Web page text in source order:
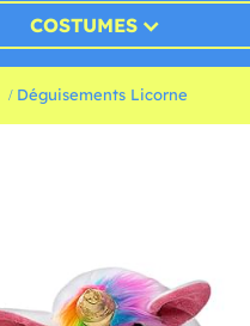
COSTUMES
Déguisements Licorne